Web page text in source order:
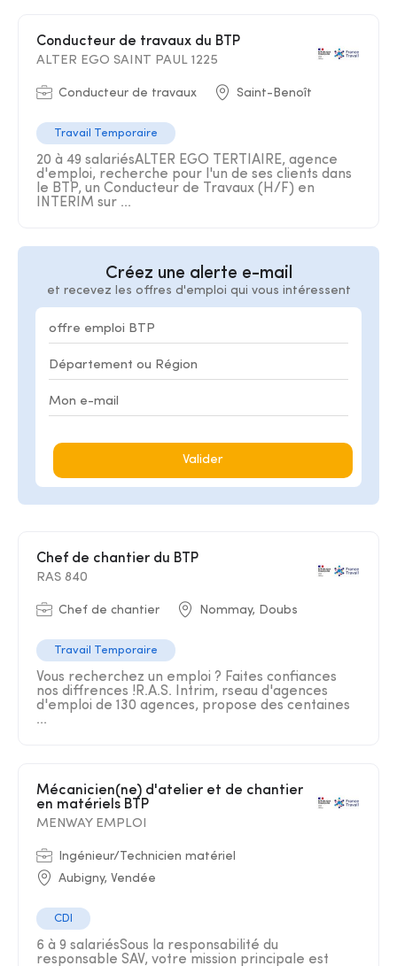
Conducteur de travaux du BTP
ALTER EGO SAINT PAUL 1225
Conducteur de travaux Saint-Benoît
Travail Temporaire
20 à 49 salariésALTER EGO TERTIAIRE, agence
d'emploi, recherche pour l'un de ses clients dans
le BTP, un Conducteur de Travaux (H/F) en
INTERIM sur ...
Créez une alerte e-mail
et recevez les offres d'emploi qui vous intéressent
Valider
Chef de chantier du BTP
RAS 840
Chef de chantier Nommay, Doubs
Travail Temporaire
Vous recherchez un emploi ? Faites confiances
nos diffrences !R.A.S. Intrim, rseau d'agences
d'emploi de 130 agences, propose des centaines
...
Mécanicien(ne) d'atelier et de chantier
en matériels BTP
MENWAY EMPLOI
Ingénieur/Technicien matériel
Aubigny, Vendée
CDI
6 à 9 salariésSous la responsabilité du
responsable SAV, votre mission principale est